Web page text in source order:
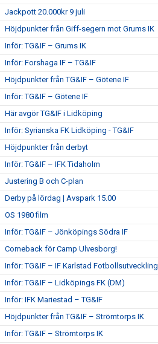
Jackpott 20.000kr 9 juli
Höjdpunkter från Giff-segern mot Grums IK
Inför: TG&IF – Grums IK
Inför: Forshaga IF – TG&IF
Höjdpunkter från TG&IF – Götene IF
Inför: TG&IF – Götene IF
Här avgör TG&IF i Lidköping
Inför: Syrianska FK Lidköping - TG&IF
Höjdpunkter från derbyt
Inför: TG&IF – IFK Tidaholm
Justering B och C-plan
Derby på lördag | Avspark 15.00
OS 1980 film
Inför: TG&IF – Jönköpings Södra IF
Comeback för Camp Ulvesborg!
Inför: TG&IF – IF Karlstad Fotbollsutveckling
Inför: TG&IF – Lidköpings FK (DM)
Inför: IFK Mariestad – TG&IF
Höjdpunkter från TG&IF – Strömtorps IK
Inför: TG&IF – Strömtorps IK